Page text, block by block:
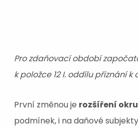
Pro zdaňovací období
k položce 12 I. oddílu přiznání
První změnou je rozšíření
podmínek, i na daňové